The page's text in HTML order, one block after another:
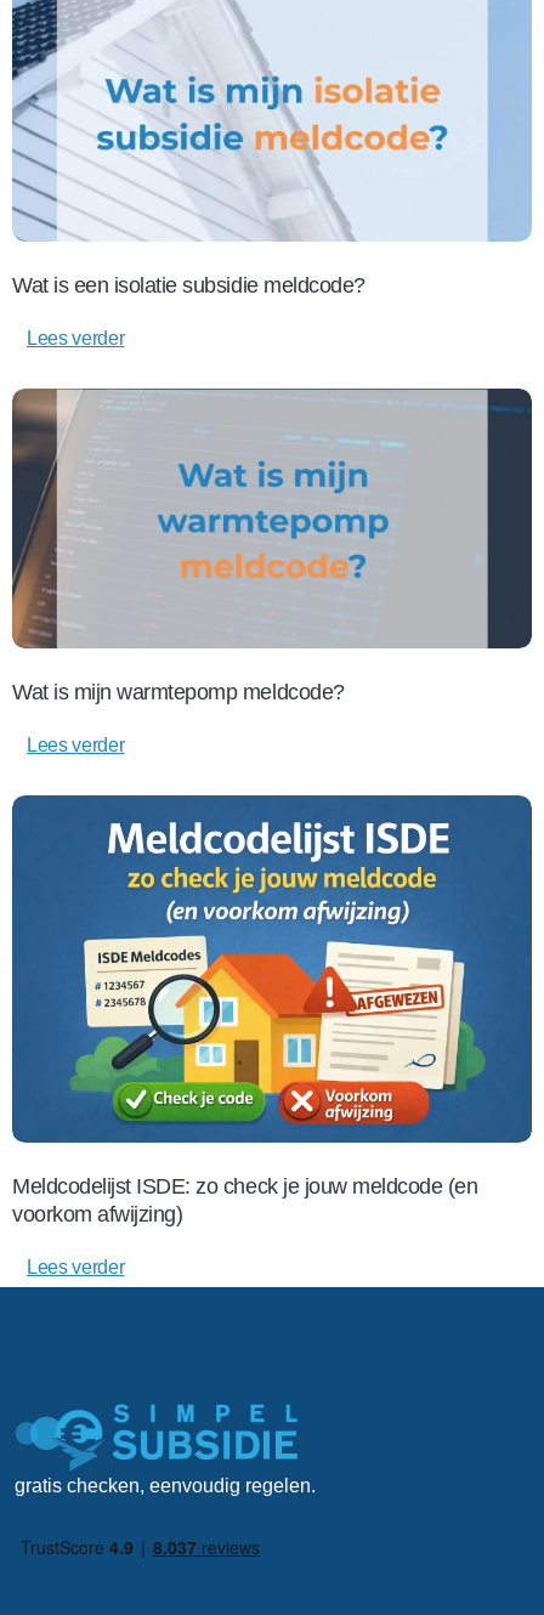
Wat is een isolatie subsidie meldcode?
Lees verder
Wat is mijn warmtepomp meldcode?
Lees verder
Meldcodelijst ISDE: zo check je jouw meldcode (en
voorkom afwijzing)
Lees verder
gratis checken, eenvoudig regelen.